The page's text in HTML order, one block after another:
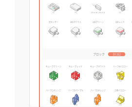
×1 ×1 20cm x5 / 45cm x1 ×1
光センサー
×1
LEDホワイト
×1
LEDグリーン
×1
LEDレッド
ブロック 計 162
キューブグリーン
×28
キューブレッド
×14
キューブホワイト
x4
ハーフAイエロー
×4
ハーフCオレンジ
×20
ハーフDパープル
×18
ハーフDオレンジ
×6
三角イエロー
×10